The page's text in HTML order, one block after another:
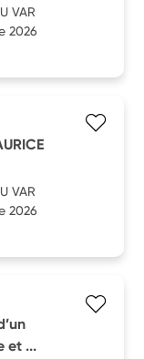
VAR
2026
VAR
2026
et ...